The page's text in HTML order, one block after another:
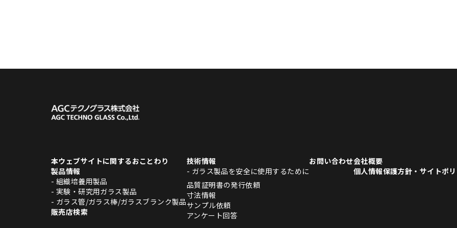
本ウェブサイトに関するおことわり
製品情報
- 組織培養用製品
- 実験・研究用ガラス製品
- ガラス管/ガラス棒/ガラスブランク製品
販売店検索
技術情報
- ガラス製品を安全に使用するために
品質証明書の発行依頼
寸法情報
サンプル依頼
アンケート回答
お問い合わせ会社概要
個人情報保護方針・サイトポ